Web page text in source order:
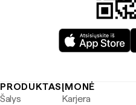
PRODUKTAS
Šalys
ĮMONĖ
Karjera